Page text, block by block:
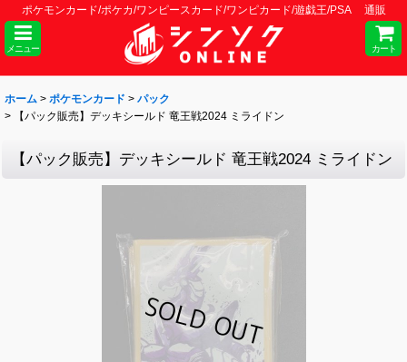
ポケモンカード/ポケカ/ワンピースカード/ワンピカード/遊戯王/PSA 通販
メニュー カート
ホーム > ポケモンカード > パック
>
【パック販売】デッキシールド 竜王戦2024 ミライドン
【パック販売】デッキシールド 竜王戦2024 ミライドン